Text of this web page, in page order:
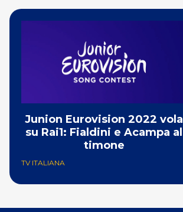
Junion Eurovision 2022 vola
su Rai1: Fialdini e Acampa al
timone
TV ITALIANA